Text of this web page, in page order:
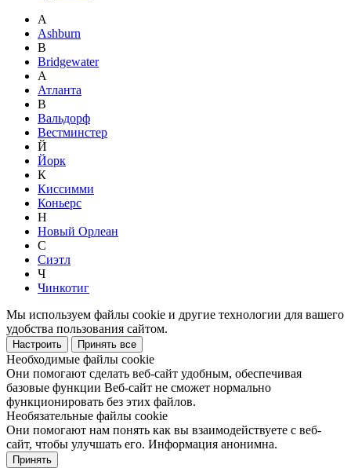
A
Ashburn
B
Bridgewater
А
Атланта
В
Вальдорф
Вестминстер
Й
Йорк
К
Киссимми
Коньерс
Н
Новый Орлеан
С
Сиэтл
Ч
Чинкотиг
Мы используем файлы cookie и другие технологии для вашего
удобства пользования сайтом.
Настроить Принять все
Необходимые файлы cookie
Они помогают сделать веб-сайт удобным, обеспечивая
базовые функции Веб-сайт не сможет нормально
функционировать без этих файлов.
Необязательные файлы cookie
Они помогают нам понять как вы взаимодействуете с веб-
сайт, чтобы улучшать его. Информация анонимна.
Принять